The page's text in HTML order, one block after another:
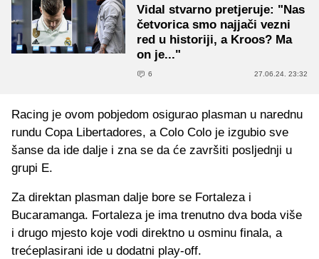
Vidal stvarno pretjeruje: "Nas
četvorica smo najjači vezni
red u historiji, a Kroos? Ma
on je..."
6 27.06.24. 23:32
Racing je ovom pobjedom osigurao plasman u narednu
rundu Copa Libertadores, a Colo Colo je izgubio sve
šanse da ide dalje i zna se da će završiti posljednji u
grupi E.
Za direktan plasman dalje bore se Fortaleza i
Bucaramanga. Fortaleza je ima trenutno dva boda više
i drugo mjesto koje vodi direktno u osminu finala, a
trećeplasirani ide u dodatni play-off.